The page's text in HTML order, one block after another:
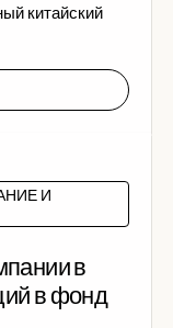
китайский
И
в
в фонд